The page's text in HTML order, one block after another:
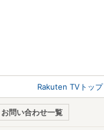
Rakuten TVトップ
お問い合わせ一覧